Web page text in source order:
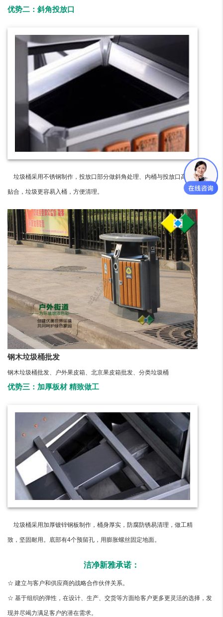
优势二：斜角投放口
垃圾桶采用不锈钢制作，投放口部分做斜角处理、内桶与投放口高度
贴合，垃圾更容易入桶，方便清理。
钢木垃圾桶批发
钢木垃圾桶批发、户外果皮箱、北京果皮箱批发、分类垃圾桶
优势三：加厚板材 精致做工
垃圾桶采用加厚镀锌钢板制作，桶身厚实，防腐防锈易清理，做工精
致，坚固耐用。底部有4个预留孔，用膨胀螺丝固定地面。
洁净新雅承诺：
☆ 建立与客户和供应商的战略合作伙伴关系。
☆ 基于组织的弹性，在设计、生产、交货等方面给客户更多更灵活的选择，发
现并尽竭力满足客户的潜在需求。